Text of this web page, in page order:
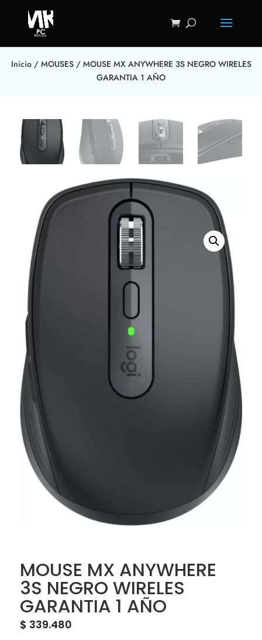
Inicio/ MOUSES/ MOUSE MX ANYWHERE 3S NEGRO WIRELES
GARANTIA 1 AÑO
MOUSE MX ANYWHERE
3S NEGRO WIRELES
GARANTIA 1 AÑO
$ 339.480